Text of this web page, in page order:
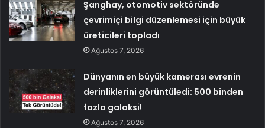
Şanghay, otomotiv sektöründe
çevrimiçi bilgi düzenlemesi için büyük
üreticileri topladı
Ağustos 7, 2026
Dünyanın en büyük kamerası evrenin
derinliklerini görüntüledi: 500 binden
fazla galaksi!
Ağustos 7, 2026